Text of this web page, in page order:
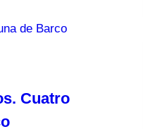
Cuatro